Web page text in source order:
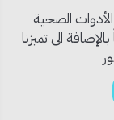
الصحية
الى تميزنا